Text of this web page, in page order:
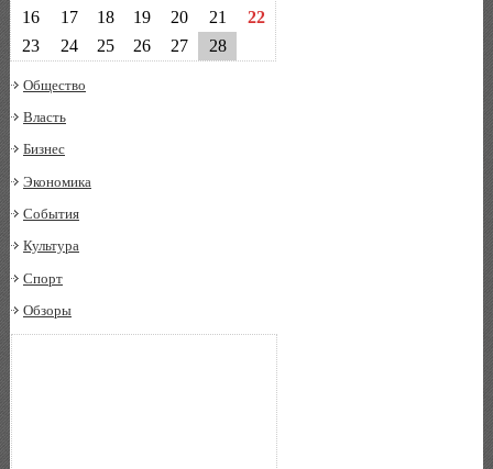
16
17 18 19 20 21
22
23
24 25 26 27 28
Общество
Власть
Бизнес
Экономика
События
Культура
Спорт
Обзоры